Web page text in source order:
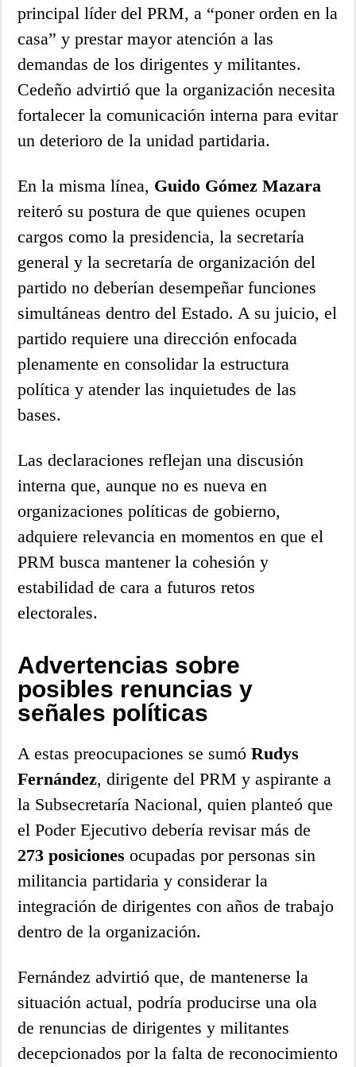
principal líder del PRM, a “poner orden en la
casa” y prestar mayor atención a las
demandas de los dirigentes y militantes.
Cedeño advirtió que la organización necesita
fortalecer la comunicación interna para evitar
un deterioro de la unidad partidaria.
En la misma línea, Guido Gómez Mazara
reiteró su postura de que quienes ocupen
cargos como la presidencia, la secretaría
general y la secretaría de organización del
partido no deberían desempeñar funciones
simultáneas dentro del Estado. A su juicio, el
partido requiere una dirección enfocada
plenamente en consolidar la estructura
política y atender las inquietudes de las
bases.
Las declaraciones reflejan una discusión
interna que, aunque no es nueva en
organizaciones políticas de gobierno,
adquiere relevancia en momentos en que el
PRM busca mantener la cohesión y
estabilidad de cara a futuros retos
electorales.
Advertencias sobre
posibles renuncias y
señales políticas
A estas preocupaciones se sumóRudys
Fernández, dirigente del PRM y aspirante a
la Subsecretaría Nacional, quien planteó que
el Poder Ejecutivo debería revisar más de
273 posiciones ocupadas por personas sin
militancia partidaria y considerar la
integración de dirigentes con años de trabajo
dentro de la organización.
Fernández advirtió que, de mantenerse la
situación actual, podría producirse una ola
de renuncias de dirigentes y militantes
decepcionados por la falta de reconocimiento